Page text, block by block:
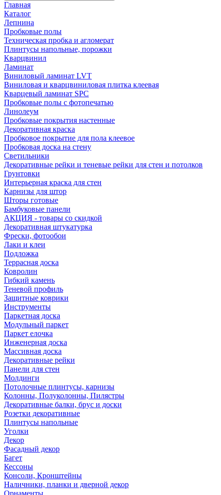
Главная
Каталог
Лепнина
Пробковые полы
Техническая пробка и агломерат
Плинтусы напольные, порожки
Кварцвинил
Ламинат
Виниловый ламинат LVT
Виниловая и кварцвиниловая плитка клеевая
Кварцевый ламинат SPC
Пробковые полы с фотопечатью
Линолеум
Пробковые покрытия настенные
Декоративная краска
Пробковое покрытие для пола клеевое
Пробковая доска на стену
Светильники
Декоративные рейки и теневые рейки для стен и потолков
Грунтовки
Интерьерная краска для стен
Карнизы для штор
Шторы готовые
Бамбуковые панели
АКЦИЯ - товары со скидкой
Декоративная штукатурка
Фрески, фотообои
Лаки и клеи
Подложка
Террасная доска
Ковролин
Гибкий камень
Теневой профиль
Защитные коврики
Инструменты
Паркетная доска
Модульный паркет
Паркет елочка
Инженерная доска
Массивная доска
Декоративные рейки
Панели для стен
Молдинги
Потолочные плинтусы, карнизы
Колонны, Полуколонны, Пилястры
Декоративные балки, брус и доски
Розетки декоративные
Плинтусы напольные
Уголки
Декор
Фасадный декор
Багет
Кессоны
Консоли, Кронштейны
Наличники, планки и дверной декор
Орнаменты